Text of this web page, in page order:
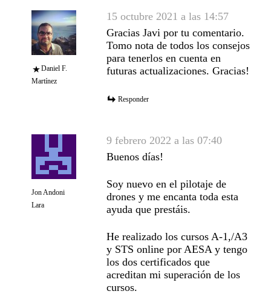
Daniel F.
Martínez
15 octubre 2021 a las 14:57
Gracias Javi por tu comentario.
Tomo nota de todos los consejos
para tenerlos en cuenta en
futuras actualizaciones. Gracias!
Responder
Jon Andoni
Lara
9 febrero 2022 a las 07:40
Buenos días!
Soy nuevo en el pilotaje de
drones y me encanta toda esta
ayuda que prestáis.
He realizado los cursos A-1,/A3
y STS online por AESA y tengo
los dos certificados que
acreditan mi superación de los
cursos.